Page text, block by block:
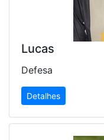
Lucas
Defesa
Detalhes